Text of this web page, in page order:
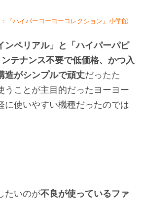
ハイパーヨーヨーコレクション』小学館
ンペリアル」と「ハイパーパピ
ンテナンス不要で低価格、かつ入
造がシンプルで頑丈だったた
うことが主目的だったヨーヨー
に使いやすい機種だったのでは
たいのが不良が使っているファ